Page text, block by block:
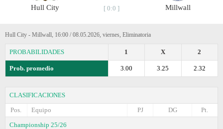
Hull City [ 0:0 ] Millwall
Hull City - Millwall, 16:00 / 08.05.2026, viernes, Eliminatoria
PROBABILIDADES 2
X
1
Prob. promedio 2.32
3.25
3.00
CLASIFICACIONES
Pos.
Equipo Pt.
DG
PJ
Championship 25/26